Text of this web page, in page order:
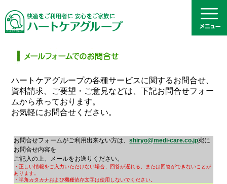
ハートケアグループの各種サービスに関するお問合せ、
資料請求、ご要望・ご意見などは、下記お問合せフォー
ムから承っております。
お気軽にお問合せください。
お問合せフォームがご利用出来ない方は、shiryo@medi-care.co.jp宛に
お問合せ内容を
ご記入の上、メールをお送りください。
・正しい情報をご入力いただけない場合、回答が遅れる、または回答ができないことが
あります。
・半角カタカナおよび機種依存文字は使用しないでください。